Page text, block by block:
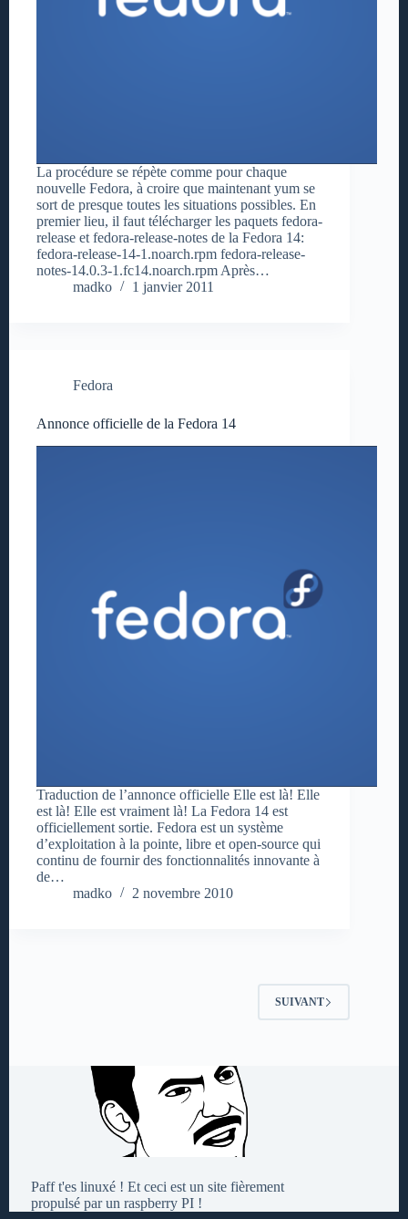
La procédure se répète comme pour chaque
nouvelle Fedora, à croire que maintenant yum se
sort de presque toutes les situations possibles. En
premier lieu, il faut télécharger les paquets fedora-
release et fedora-release-notes de la Fedora 14:
fedora-release-14-1.noarch.rpm fedora-release-
notes-14.0.3-1.fc14.noarch.rpm Après…
madko
1 janvier 2011
Fedora
Annonce officielle de la Fedora 14
Traduction de l’annonce officielle Elle est là! Elle
est là! Elle est vraiment là! La Fedora 14 est
officiellement sortie. Fedora est un système
d’exploitation à la pointe, libre et open-source qui
continu de fournir des fonctionnalités innovante à
de…
madko
2 novembre 2010
SUIVANT
Paff t'es linuxé ! Et ceci est un site fièrement
propulsé par un raspberry PI !